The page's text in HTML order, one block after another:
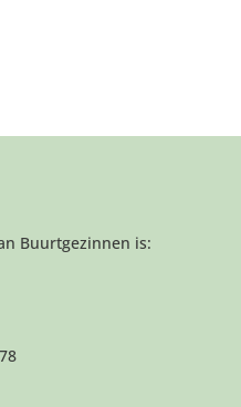
Buurtgezinnen is: